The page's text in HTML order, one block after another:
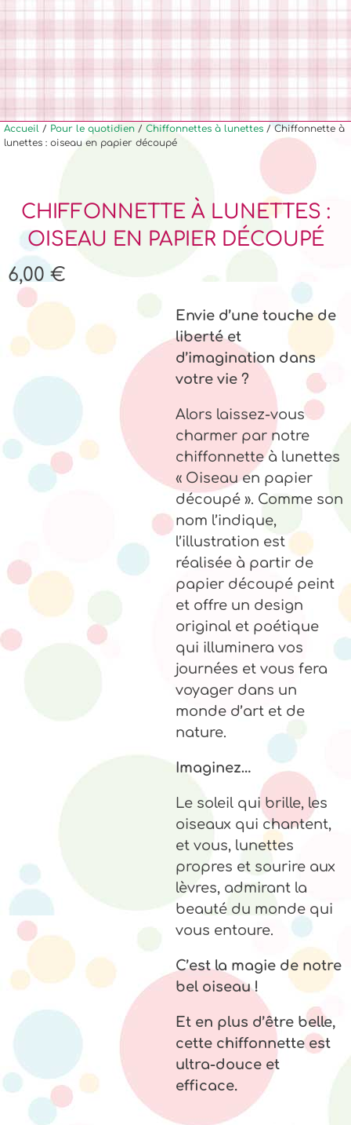
Accueil / Pour le quotidien / Chiffonnettes à lunettes / Chiffonnette à
lunettes : oiseau en papier découpé
CHIFFONNETTE À LUNETTES :
OISEAU EN PAPIER DÉCOUPÉ
6,00 €
Envie d’une touche de
liberté et
d’imagination dans
votre vie ?
Alors laissez-vous
charmer par notre
chiffonnette à lunettes
« Oiseau en papier
découpé ». Comme son
nom l’indique,
l’illustration est
réalisée à partir de
papier découpé peint
et offre un design
original et poétique
qui illuminera vos
journées et vous fera
voyager dans un
monde d’art et de
nature.
Imaginez…
Le soleil qui brille, les
oiseaux qui chantent,
et vous, lunettes
propres et sourire aux
lèvres, admirant la
beauté du monde qui
vous entoure.
C’est la magie de notre
bel oiseau !
Et en plus d’être belle,
cette chiffonnette est
ultra-douce et
efficace.